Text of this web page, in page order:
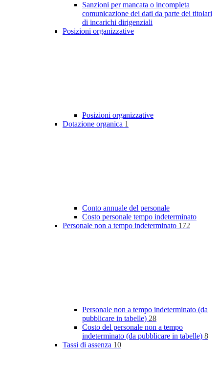
Sanzioni per mancata o incompleta
comunicazione dei dati da parte dei titolari
di incarichi dirigenziali
Posizioni organizzative
Posizioni organizzative
Dotazione organica 1
Conto annuale del personale
Costo personale tempo indeterminato
Personale non a tempo indeterminato 172
Personale non a tempo indeterminato (da
pubblicare in tabelle) 28
Costo del personale non a tempo
indeterminato (da pubblicare in tabelle) 8
Tassi di assenza 10